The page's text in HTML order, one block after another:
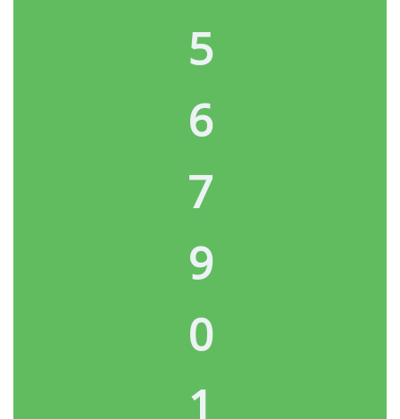
5
6
7
9
0
1